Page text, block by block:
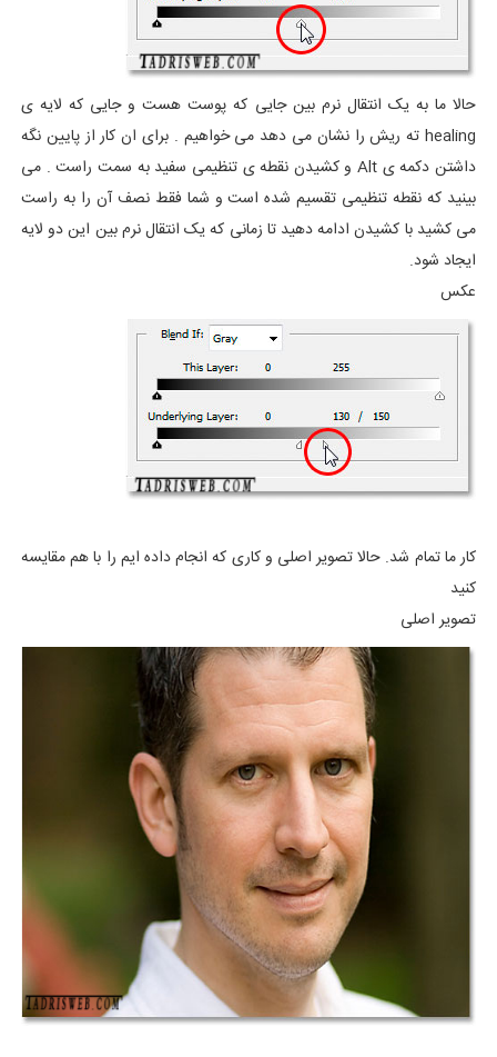
حالا ما به یک انتقال نرم بین جایی که پوست هست و جایی که لایه ی
healing ته ریش را نشان می دهد می خواهیم . برای ان کار از پایین نگه
داشتن دکمه ی Alt و کشیدن نقطه ی تنظیمی سفید به سمت راست . می
بینید که نقطه تنظیمی تقسیم شده است و شما فقط نصف آن را به راست
می کشید با کشیدن ادامه دهید تا زمانی که یک انتقال نرم بین این دو لایه
ایجاد شود.
عکس
کار ما تمام شد. حالا تصویر اصلی و کاری که انجام داده ایم را با هم مقایسه
کنید
تصویر اصلی